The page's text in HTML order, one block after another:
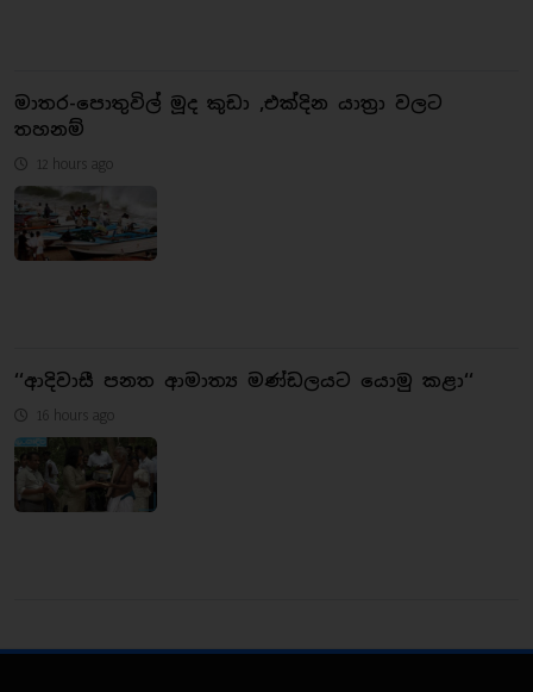
මාතර-පොතුවිල් මූද කුඩා ,එක්දින යාත්‍රා වලට
තහනම්
12 hours ago
‘‘ආදිවාසී පනත ආමාත්‍ය මණ්ඩලයට යොමු කළා‘‘
16 hours ago